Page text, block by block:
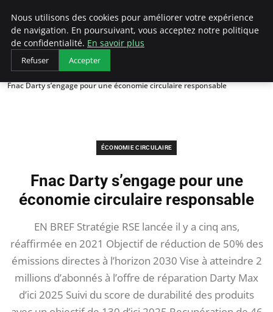
Arcticclimateemergency
Accueil
Économie circulaire
Fnac Darty s’engage pour une économie circulaire responsable
ÉCONOMIE CIRCULAIRE
Fnac Darty s’engage pour une
économie circulaire responsable
EN BREF Stratégie RSE lancée il y a cinq ans,
réaffirmée en 2021 Objectif de réduction de 50% des
émissions directes à l’horizon 2030 Vise à atteindre 2
millions d’abonnés à l’offre de réparation Darty Max
d’ici 2025 Suivi du score de durabilité des produits
Nous utilisons des cookies pour améliorer votre expérience
de navigation. En poursuivant, vous acceptez notre politique
de confidentialité. En savoir plus
Refuser Accepter